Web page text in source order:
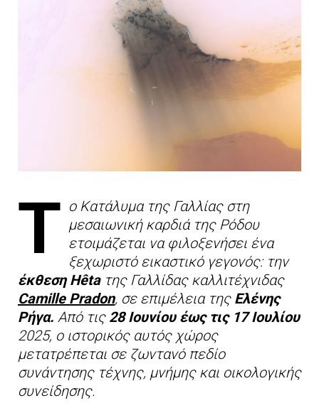
Τ ο Κατάλυμα της Γαλλίας στη
μεσαιωνική καρδιά της Ρόδου
ετοιμάζεται να φιλοξενήσει ένα
ξεχωριστό εικαστικό γεγονός: την
έκθεσηHêta της Γαλλίδας καλλιτέχνιδας
Camille Pradon, σε επιμέλεια της Ελένης
Ρήγα. Από τις 28 Ιουνίου έως τις 17 Ιουλίου
2025, ο ιστορικός αυτός χώρος
μετατρέπεται σε ζωντανό πεδίο
συνάντησης τέχνης, μνήμης και οικολογικής
συνείδησης.